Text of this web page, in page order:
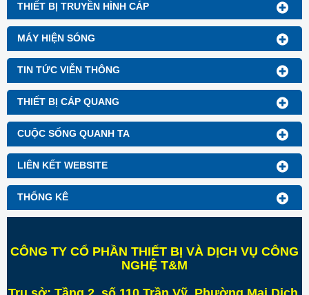
THIẾT BỊ TRUYỀN HÌNH CÁP
MÁY HIỆN SÓNG
TIN TỨC VIỄN THÔNG
THIẾT BỊ CÁP QUANG
CUỘC SỐNG QUANH TA
LIÊN KẾT WEBSITE
THỐNG KÊ
CÔNG TY CỔ PHẦN THIẾT BỊ VÀ DỊCH VỤ CÔNG
NGHỆ T&M